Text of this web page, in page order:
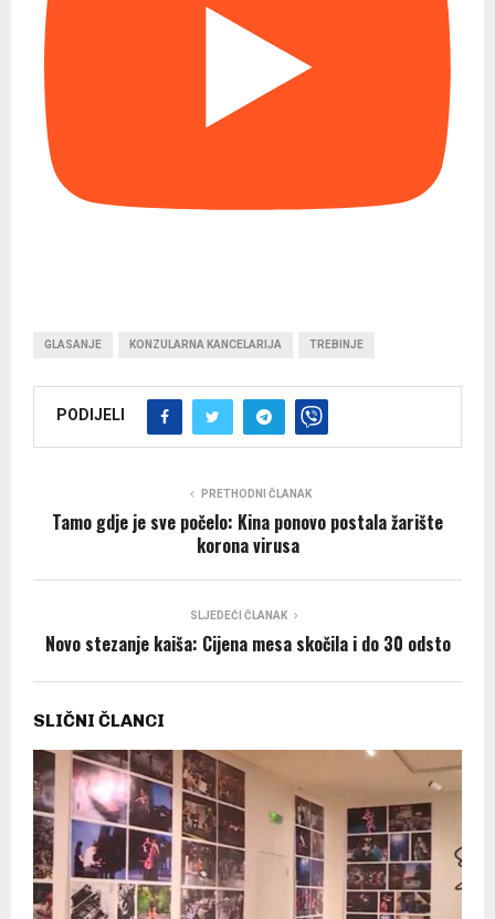
GLASANJE KONZULARNA KANCELARIJA TREBINJE
PODIJELI
PRETHODNI ČLANAK
Tamo gdje je sve počelo: Kina ponovo postala žarište
korona virusa
SLJEDEĆI ČLANAK
Novo stezanje kaiša: Cijena mesa skočila i do 30 odsto
SLIČNI ČLANCI